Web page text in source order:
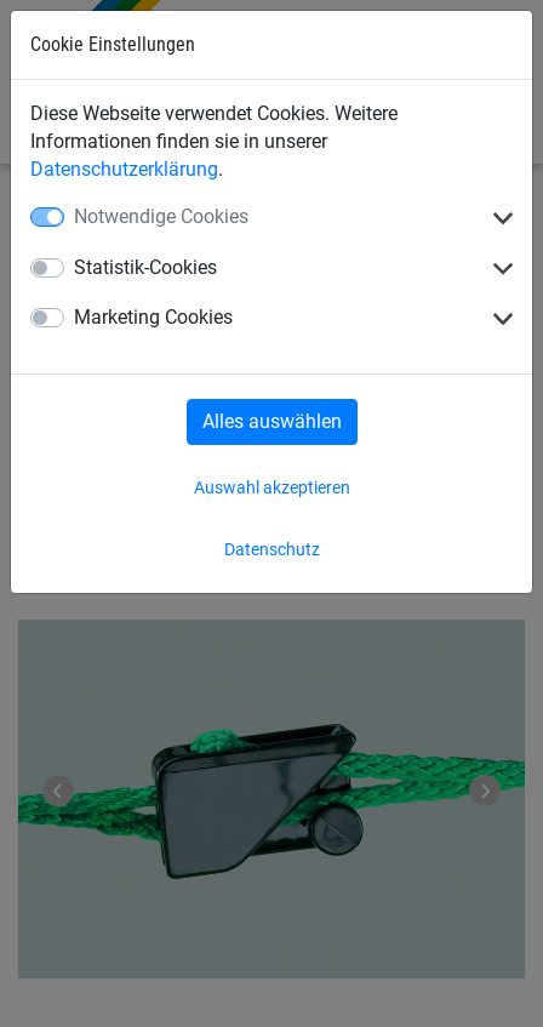
Cookie Einstellungen
Diese Webseite verwendet Cookies. Weitere
Informationen finden sie in unserer
Datenschutzerklärung.
Notwendige Cookies
Statistik-Cookies
Marketing Cookies
Datenschutz
Auswahl akzeptieren
Alles auswählen
Sportnetze Handballnetze
Hallenhandball-Tornetz aus
PP, ca. 4 mm stark,
Maschenweite 100 mm